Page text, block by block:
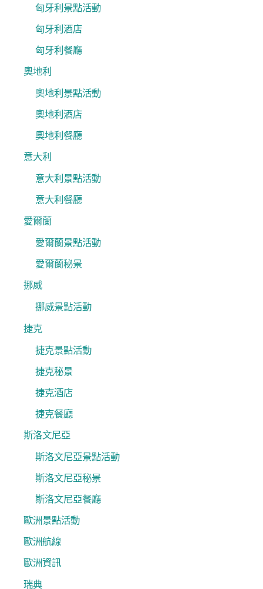
匈牙利景點活動
匈牙利酒店
匈牙利餐廳
奧地利
奧地利景點活動
奧地利酒店
奧地利餐廳
意大利
意大利景點活動
意大利餐廳
愛爾蘭
愛爾蘭景點活動
愛爾蘭秘景
挪威
挪威景點活動
捷克
捷克景點活動
捷克秘景
捷克酒店
捷克餐廳
斯洛文尼亞
斯洛文尼亞景點活動
斯洛文尼亞秘景
斯洛文尼亞餐廳
歐洲景點活動
歐洲航線
歐洲資訊
瑞典